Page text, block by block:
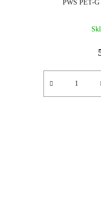
PWS PET-